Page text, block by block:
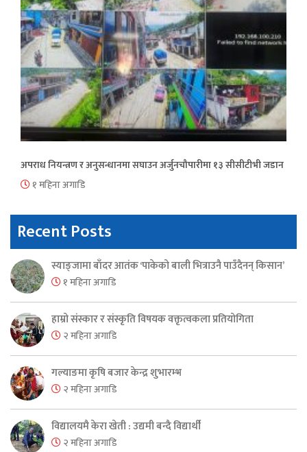
अपराध नियन्त्रण र अनुसन्धानमा सघाउन अर्जुनचौपारीमा १३ सीसीटीभी जडान
१ महिना अगाडि
Recent Posts
स्याङ्जामा बाँदर आतंक ‘पाकेको बाली भित्राउनै पाउँदैनन् किसान’
१ महिना अगाडि
हाम्रो संस्कार र संस्कृति विषयक वक्तृत्वकला प्रतियोगिता
२ महिना अगाडि
गल्याङमा कृषि बजार केन्द्र शुभारम्भ
२ महिना अगाडि
विद्यालयमै केरा खेती : उद्यमी बन्दै विद्यार्थी
२ महिना अगाडि